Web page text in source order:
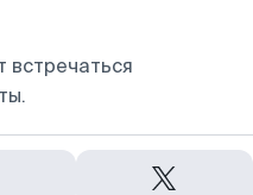
встречаться